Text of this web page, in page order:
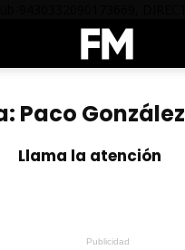
Paco González
Llama la atención
Publicidad